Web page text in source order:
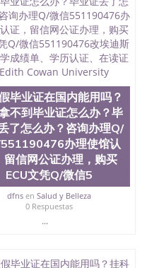
网真实可查认证办理，
学院、地球及物质科学
、护理学院、科学学院
纽约大学为学生们提供
工程、经济、医学、护
、历史、电气工程、
学、化学、英语、社会
科、金融专业 1、客户
料； 3、留服注册申请
5、等待结果，完成结果
毕业证成绩单所使用的
烫金烫银复合重叠。 文
到了广大海外客户群
（毕业证，成绩单，资
在时间掌握的海外学
求达到客户的需求。
化，为您倾情诠释什
毕业证在国内能用吗？
不到毕业证怎么办？毕
了怎么办？咨询办理Q/
办理使馆认
留信网公证办理，购买
ECU文凭Q/微信5
dfns enSalud y Belleza
0 Respuestas
...